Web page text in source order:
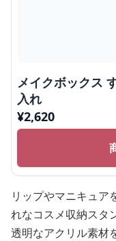
メイクボックス
入れ
¥2,620
リップやマニキュア
れなコスメ収納スタ
透明なアクリル素材